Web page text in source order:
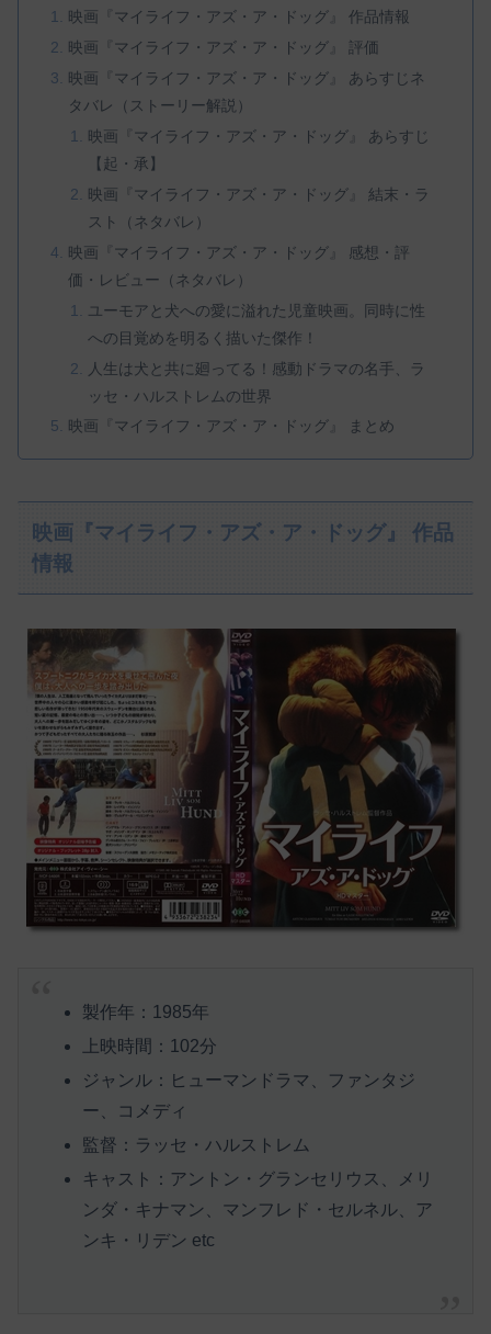
映画『マイライフ・アズ・ア・ドッグ』 作品情報
映画『マイライフ・アズ・ア・ドッグ』 評価
映画『マイライフ・アズ・ア・ドッグ』 あらすじネ
タバレ（ストーリー解説）
映画『マイライフ・アズ・ア・ドッグ』 あらすじ
【起・承】
映画『マイライフ・アズ・ア・ドッグ』 結末・ラ
スト（ネタバレ）
映画『マイライフ・アズ・ア・ドッグ』 感想・評
価・レビュー（ネタバレ）
ユーモアと犬への愛に溢れた児童映画。同時に性
への目覚めを明るく描いた傑作！
人生は犬と共に廻ってる！感動ドラマの名手、ラ
ッセ・ハルストレムの世界
映画『マイライフ・アズ・ア・ドッグ』 まとめ
映画『マイライフ・アズ・ア・ドッグ』 作品
情報
製作年：1985年
上映時間：102分
ジャンル：ヒューマンドラマ、ファンタジ
ー、コメディ
監督：ラッセ・ハルストレム
キャスト：アントン・グランセリウス、メリ
ンダ・キナマン、マンフレド・セルネル、ア
ンキ・リデン etc